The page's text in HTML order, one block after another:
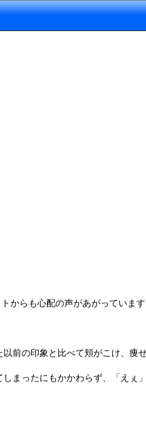
からも心配の声があがっています
前の印象と比べて頬がこけ、痩せ
まったにもかかわらず、「えぇ